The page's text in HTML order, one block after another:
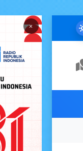
×